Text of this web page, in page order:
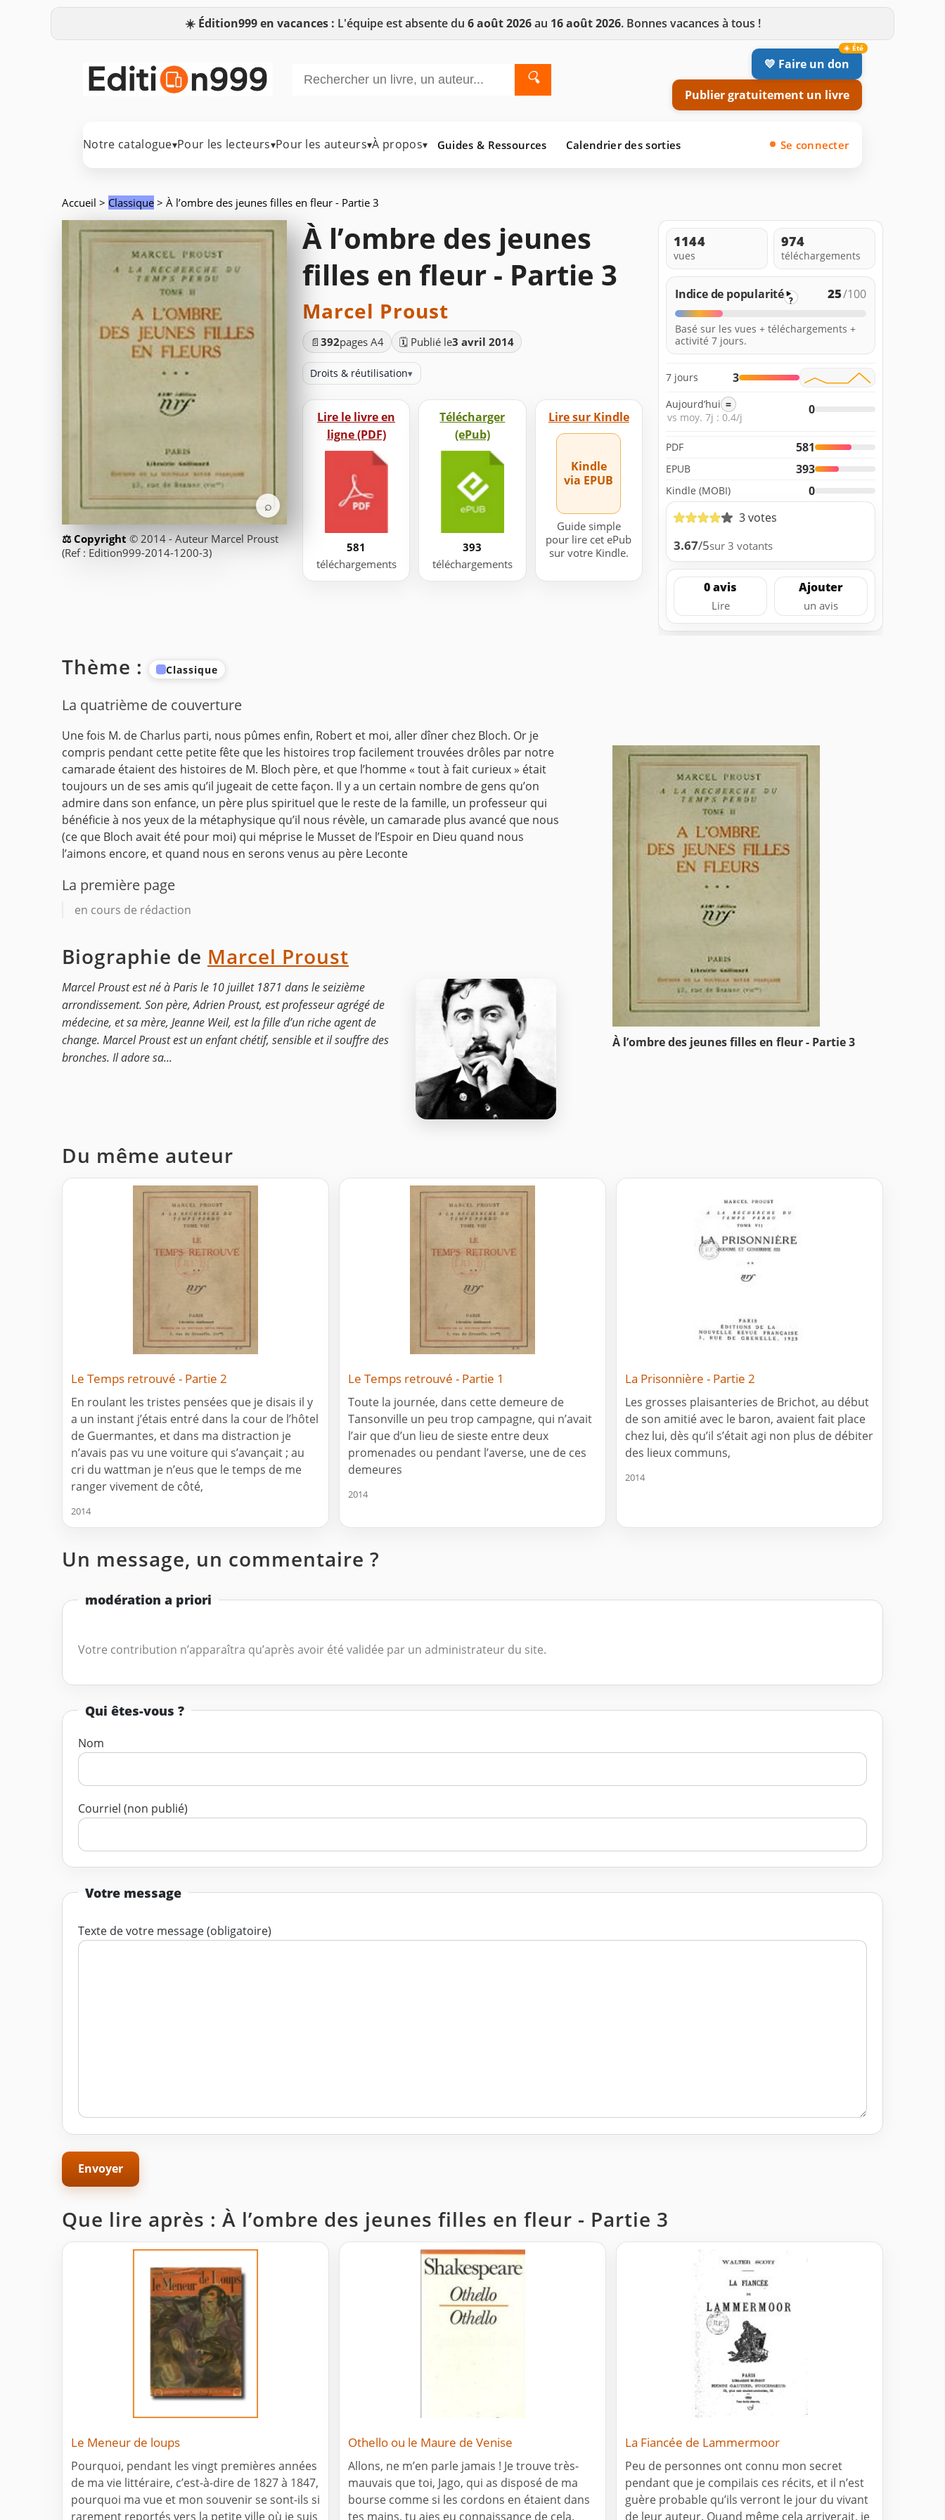
☀️ Édition999 en vacances : L'équipe est absente du 6 août 2026au 16 août 2026. Bonnes vacances à tous !
🔍
💛 Faire un don
Publier gratuitement un livre
Notre catalogue▾Pour les lecteurs▾Pour les auteurs▾À propos▾ Guides & Ressources Calendrier des sorties Se connecter
Accueil > Classique > À l’ombre des jeunes filles en fleur - Partie 3
⌕
© 2014 - Auteur Marcel Proust
(Ref : Edition999-2014-1200-3)
À l’ombre des jeunes
filles en fleur - Partie 3
Marcel Proust
📄 392pages A4 🗓️ Publié le3 avril 2014
Droits & réutilisation▾
Lire le livre en
ligne (PDF)
581
téléchargements
Télécharger
(ePub)
393
téléchargements
Lire sur Kindle
Kindle
via EPUB
Guide simple
pour lire cet ePub
sur votre Kindle.
1144
vues
974
téléchargements
Indice de popularité ? 25/100
Basé sur les vues + téléchargements +
activité 7 jours.
7 jours 3
Aujourd’hui =
vs moy. 7j : 0.4/j
0
PDF 581
EPUB 393
Kindle (MOBI)
0
3 votes
3.67/5sur 3 votants
0 avis
Lire
Ajouter
un avis
Thème : Classique
La quatrième de couverture
À l’ombre des jeunes filles en fleur - Partie 3
Une fois M. de Charlus parti, nous pûmes enfin, Robert et moi, aller dîner chez Bloch. Or je
compris pendant cette petite fête que les histoires trop facilement trouvées drôles par notre
camarade étaient des histoires de M. Bloch père, et que l’homme « tout à fait curieux » était
toujours un de ses amis qu’il jugeait de cette façon. Il y a un certain nombre de gens qu’on
admire dans son enfance, un père plus spirituel que le reste de la famille, un professeur qui
bénéficie à nos yeux de la métaphysique qu’il nous révèle, un camarade plus avancé que nous
(ce que Bloch avait été pour moi) qui méprise le Musset de l’Espoir en Dieu quand nous
l’aimons encore, et quand nous en serons venus au père Leconte
La première page
en cours de rédaction
Biographie de Marcel Proust
Marcel Proust est né à Paris le 10 juillet 1871 dans le seizième
arrondissement. Son père, Adrien Proust, est professeur agrégé de
médecine, et sa mère, Jeanne Weil, est la fille d’un riche agent de
change. Marcel Proust est un enfant chétif, sensible et il souffre des
bronches. Il adore sa...
Du même auteur
Le Temps retrouvé - Partie 2
En roulant les tristes pensées que je disais il y
a un instant j’étais entré dans la cour de l’hôtel
de Guermantes, et dans ma distraction je
n’avais pas vu une voiture qui s’avançait ; au
cri du wattman je n’eus que le temps de me
ranger vivement de côté,
2014
Le Temps retrouvé - Partie 1
Toute la journée, dans cette demeure de
Tansonville un peu trop campagne, qui n’avait
l’air que d’un lieu de sieste entre deux
promenades ou pendant l’averse, une de ces
demeures
2014
La Prisonnière - Partie 2
Les grosses plaisanteries de Brichot, au début
de son amitié avec le baron, avaient fait place
chez lui, dès qu’il s’était agi non plus de débiter
des lieux communs,
2014
Un message, un commentaire ?
modération a priori
Votre contribution n’apparaîtra qu’après avoir été validée par un administrateur du site.
Qui êtes-vous ?
Nom
Courriel (non publié)
Votre message
Texte de votre message (obligatoire)
Que lire après : À l’ombre des jeunes filles en fleur - Partie 3
Le Meneur de loups
Pourquoi, pendant les vingt premières années
de ma vie littéraire, c’est-à-dire de 1827 à 1847,
pourquoi ma vue et mon souvenir se sont-ils si
rarement reportés vers la petite ville où je suis
Othello ou le Maure de Venise
Allons, ne m’en parle jamais ! Je trouve très-
mauvais que toi, Jago, qui as disposé de ma
bourse comme si les cordons en étaient dans
tes mains, tu aies eu connaissance de cela.
La Fiancée de Lammermoor
Peu de personnes ont connu mon secret
pendant que je compilais ces récits, et il n’est
guère probable qu’ils verront le jour du vivant
de leur auteur. Quand même cela arriverait, je